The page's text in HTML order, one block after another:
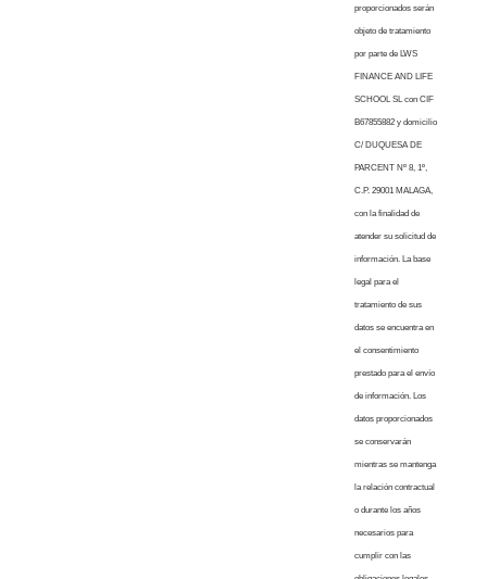
proporcionados serán
objeto de tratamiento
por parte de LWS
FINANCE AND LIFE
SCHOOL SL con CIF
B67855882 y domicilio
C/ DUQUESA DE
PARCENT Nº 8, 1º,
C.P. 29001 MALAGA,
con la finalidad de
atender su solicitud de
información. La base
legal para el
tratamiento de sus
datos se encuentra en
el consentimiento
prestado para el envío
de información. Los
datos proporcionados
se conservarán
mientras se mantenga
la relación contractual
o durante los años
necesarios para
cumplir con las